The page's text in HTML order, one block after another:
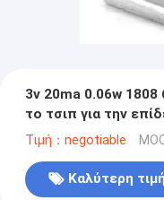
3v 20ma 0.06w
το τσιπ για την
Τιμή：negotiable
Καλύτερη τιμή